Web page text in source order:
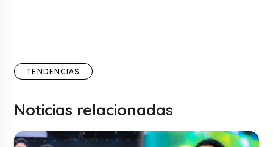
TENDENCIAS
Noticias relacionadas